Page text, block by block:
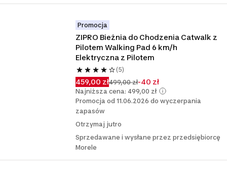
Promocja
ZIPRO Bieżnia do Chodzenia Catwalk z
Pilotem Walking Pad 6 km/h
Elektryczna z Pilotem
(5)
459,00 zł499,00 zł-40 zł
Najniższa cena: 499,00 zł
Promocja od 11.06.2026 do wyczerpania
zapasów
Otrzymaj jutro
Sprzedawane i wysłane przez przedsiębiorcę
Morele